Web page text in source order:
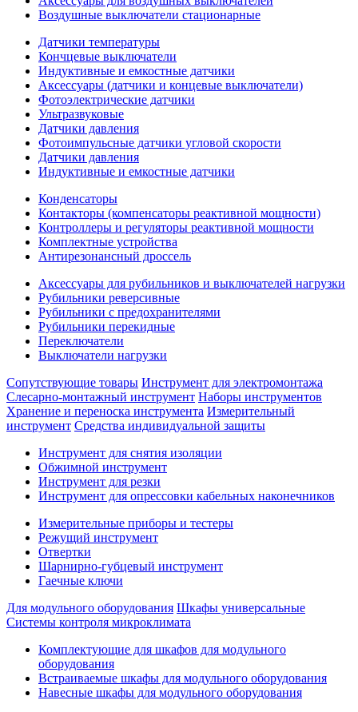
Воздушные выключатели стационарные
Датчики температуры
Кончцевые выключатели
Индуктивные и емкостные датчики
Аксессуары (датчики и концевые выключатели)
Фотоэлектрические датчики
Ультразвуковые
Датчики давления
Фотоимпульсные датчики угловой скорости
Датчики давления
Индуктивные и емкостные датчики
Конденсаторы
Контакторы (компенсаторы реактивной мощности)
Контроллеры и регуляторы реактивной мощности
Комплектные устройства
Антирезонансный дроссель
Аксессуары для рубильников и выключателей нагрузки
Рубильники реверсивные
Рубильники с предохранителями
Рубильники перекидные
Переключатели
Выключатели нагрузки
Сопутствующие товары Инструмент для электромонтажа
Слесарно-монтажный инструмент Наборы инструментов
Хранение и переноска инструмента Измерительный
инструмент Средства индивидуальной защиты
Инструмент для снятия изоляции
Обжимной инструмент
Инструмент для резки
Инструмент для опрессовки кабельных наконечников
Измерительные приборы и тестеры
Режущий инструмент
Отвертки
Шарнирно-губцевый инструмент
Гаечные ключи
Для модульного оборудования Шкафы универсальные
Системы контроля микроклимата
Комплектующие для шкафов для модульного
оборудования
Встраиваемые шкафы для модульного оборудования
Навесные шкафы для модульного оборудования